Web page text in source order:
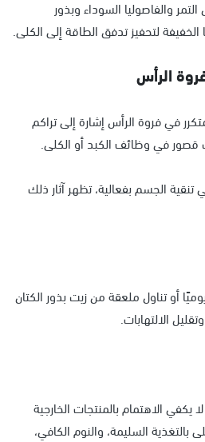
والفاصوليا السوداء وبذور
لتحفيز تدفق الطاقة إلى الكلى.
في فروة الرأس إشارة إلى تراكم
في وظائف الكبد أو الكلى.
الجسم بفعالية، تظهر آثار ذلك
أو تناول ملعقة من زيت بذور الكتان
الالتهابات.
الاهتمام بالمنتجات الخارجية
السليمة، والنوم الكافي،